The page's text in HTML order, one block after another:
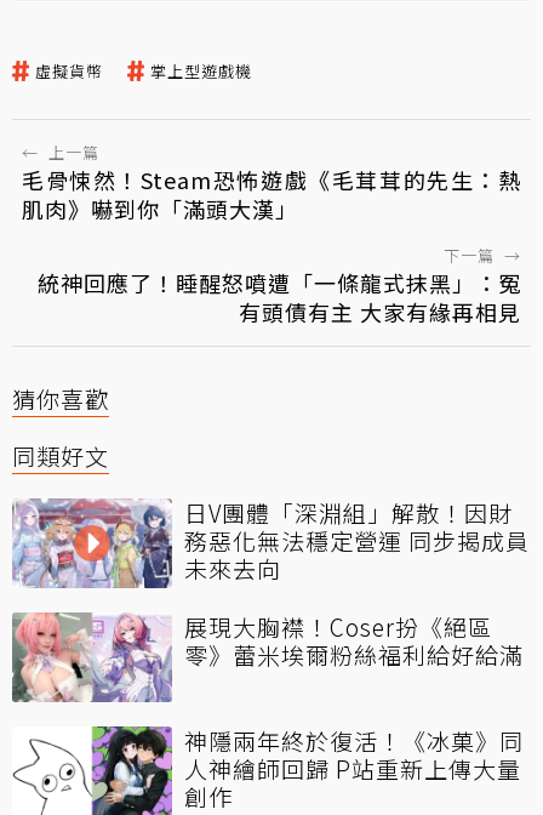
虛擬貨幣 掌上型遊戲機
← 上一篇
毛骨悚然！Steam恐怖遊戲《毛茸茸的先生：熱
肌肉》嚇到你「滿頭大漢」
下一篇 →
統神回應了！睡醒怒噴遭「一條龍式抹黑」：冤
有頭債有主 大家有緣再相見
猜你喜歡
同類好文
日V團體「深淵組」解散！因財
務惡化無法穩定營運 同步揭成員
未來去向
展現大胸襟！Coser扮《絕區
零》蕾米埃爾粉絲福利給好給滿
神隱兩年終於復活！《冰菓》同
人神繪師回歸 P站重新上傳大量
創作